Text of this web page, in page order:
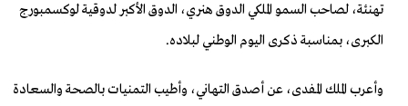
تهنئة، لصاحب السمو الملكي الدوق هنري، الدوق الأكبر لدوقية لوكسمبورج
الكبرى، بمناسبة ذكرى اليوم الوطني لبلاده.
وأعرب الملك المفدى، عن أصدق التهاني، وأطيب التمنيات بالصحة والسعادة